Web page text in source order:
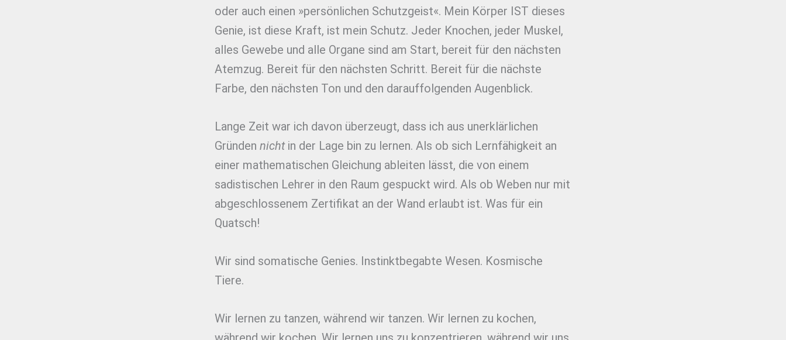
oder auch einen »persönlichen Schutzgeist«. Mein Körper IST dieses
Genie, ist diese Kraft, ist mein Schutz. Jeder Knochen, jeder Muskel,
alles Gewebe und alle Organe sind am Start, bereit für den nächsten
Atemzug. Bereit für den nächsten Schritt. Bereit für die nächste
Farbe, den nächsten Ton und den darauffolgenden Augenblick.
Lange Zeit war ich davon überzeugt, dass ich aus unerklärlichen
Gründen nichtin der Lage bin zu lernen. Als ob sich Lernfähigkeit an
einer mathematischen Gleichung ableiten lässt, die von einem
sadistischen Lehrer in den Raum gespuckt wird. Als ob Weben nur mit
abgeschlossenem Zertifikat an der Wand erlaubt ist. Was für ein
Quatsch!
Wir sind somatische Genies. Instinktbegabte Wesen. Kosmische
Tiere.
Wir lernen zu tanzen, während wir tanzen. Wir lernen zu kochen,